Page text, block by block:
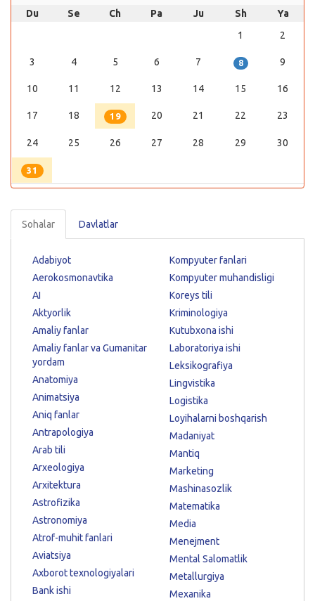
Du Se Ch Pa Ju Sh
Ya
1
2
3 4 5 6 7 8 9
10 11 12 13 14 15 16
17 18 19 20 21 22 23
24 25 26 27 28 29 30
31
Sohalar Davlatlar
Adabiyot
Aerokosmonavtika
AI
Aktyorlik
Amaliy fanlar
Amaliy fanlar va Gumanitar
yordam
Anatomiya
Animatsiya
Aniq fanlar
Antrapologiya
Arab tili
Arxeologiya
Arxitektura
Astrofizika
Astronomiya
Atrof-muhit fanlari
Aviatsiya
Axborot texnologiyalari
Bank ishi
Kompyuter fanlari
Kompyuter muhandisligi
Koreys tili
Kriminologiya
Kutubxona ishi
Laboratoriya ishi
Leksikografiya
Lingvistika
Logistika
Loyihalarni boshqarish
Madaniyat
Mantiq
Marketing
Mashinasozlik
Matematika
Media
Menejment
Mental Salomatlik
Metallurgiya
Mexanika